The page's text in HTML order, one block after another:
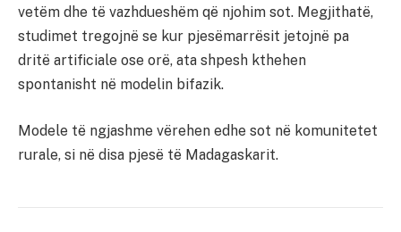
vetëm dhe të vazhdueshëm që njohim sot. Megjithatë,
studimet tregojnë se kur pjesëmarrësit jetojnë pa
dritë artificiale ose orë, ata shpesh kthehen
spontanisht në modelin bifazik.
Modele të ngjashme vërehen edhe sot në komunitetet
rurale, si në disa pjesë të Madagaskarit.